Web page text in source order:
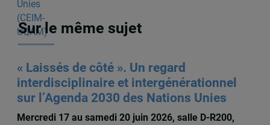
Sur le même sujet
« Laissés de côté ». Un regard
interdisciplinaire et intergénérationnel
sur l’Agenda 2030 des Nations Unies
Mercredi 17 au samedi 20 juin 2026, salle D-R200,